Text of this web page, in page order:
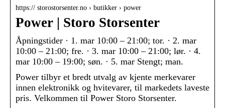
https:// storostorsenter.no › butikker › power
Power | Storo Storsenter
Åpningstider · 1. mar 10:00 – 21:00; tor. · 2. mar
10:00 – 21:00; fre. · 3. mar 10:00 – 21:00; lør. · 4.
mar 10:00 – 19:00; søn. · 5. mar Stengt; man.
Power tilbyr et bredt utvalg av kjente merkevarer
innen elektronikk og hvitevarer, til markedets laveste
pris. Velkommen til Power Storo Storsenter.